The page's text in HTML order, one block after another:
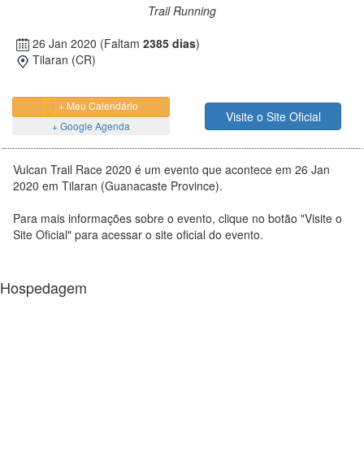
Trail Running
26 Jan 2020 (Faltam 2385 dias)
Tilaran (CR)
+ Meu Calendário
+ Google Agenda
Visite o Site Oficial
Vulcan Trail Race 2020 é um evento que acontece em 26 Jan
2020 em Tilaran (Guanacaste Province).
Para mais informações sobre o evento, clique no botão "Visite o
Site Oficial" para acessar o site oficial do evento.
Hospedagem